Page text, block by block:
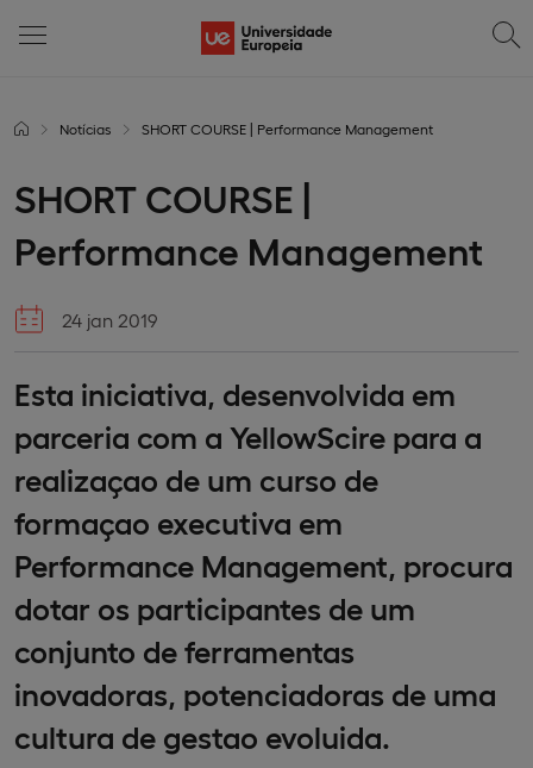
Notícias SHORT COURSE | Performance Management
SHORT COURSE |
Performance Management
24 jan 2019
Esta iniciativa, desenvolvida em
parceria com a YellowScire para a
realizaçao de um curso de
formaçao executiva em
Performance Management, procura
dotar os participantes de um
conjunto de ferramentas
inovadoras, potenciadoras de uma
cultura de gestao evoluida.